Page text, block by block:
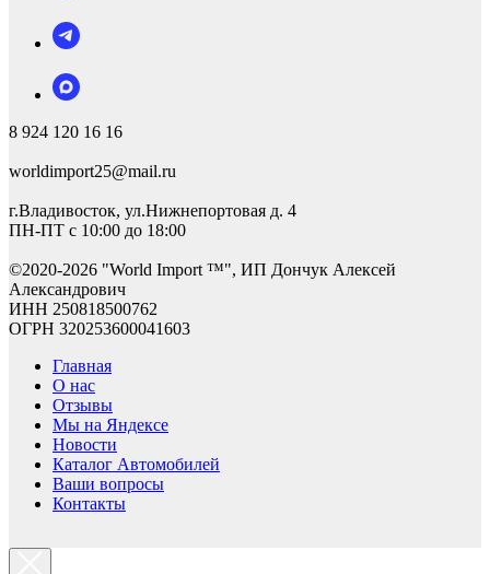
8 924 120 16 16
worldimport25@mail.ru
г.Владивосток, ул.Нижнепортовая д. 4
ПН-ПТ с 10:00 до 18:00
©2020-2026 "World Import ™", ИП Дончук Алексей
Александрович
ИНН 250818500762
ОГРН 320253600041603
Главная
О нас
Отзывы
Мы на Яндексе
Новости
Каталог Автомобилей
Ваши вопросы
Контакты